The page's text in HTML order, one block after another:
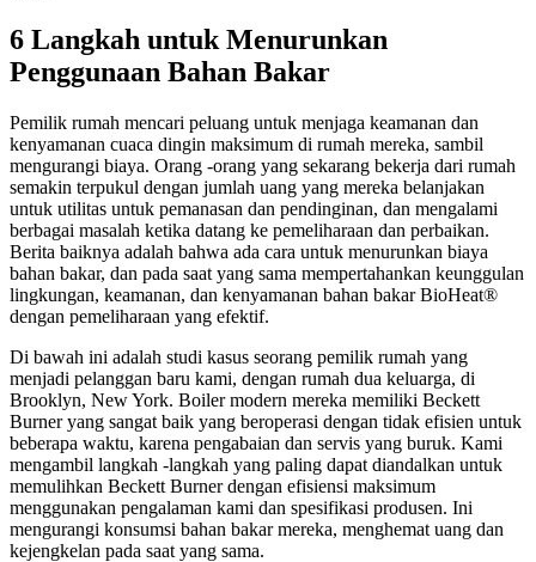
6 Langkah untuk Menurunkan
Penggunaan Bahan Bakar
Pemilik rumah mencari peluang untuk menjaga keamanan dan
kenyamanan cuaca dingin maksimum di rumah mereka, sambil
mengurangi biaya. Orang -orang yang sekarang bekerja dari rumah
semakin terpukul dengan jumlah uang yang mereka belanjakan
untuk utilitas untuk pemanasan dan pendinginan, dan mengalami
berbagai masalah ketika datang ke pemeliharaan dan perbaikan.
Berita baiknya adalah bahwa ada cara untuk menurunkan biaya
bahan bakar, dan pada saat yang sama mempertahankan keunggulan
lingkungan, keamanan, dan kenyamanan bahan bakar BioHeat®
dengan pemeliharaan yang efektif.
Di bawah ini adalah studi kasus seorang pemilik rumah yang
menjadi pelanggan baru kami, dengan rumah dua keluarga, di
Brooklyn, New York. Boiler modern mereka memiliki Beckett
Burner yang sangat baik yang beroperasi dengan tidak efisien untuk
beberapa waktu, karena pengabaian dan servis yang buruk. Kami
mengambil langkah -langkah yang paling dapat diandalkan untuk
memulihkan Beckett Burner dengan efisiensi maksimum
menggunakan pengalaman kami dan spesifikasi produsen. Ini
mengurangi konsumsi bahan bakar mereka, menghemat uang dan
kejengkelan pada saat yang sama.